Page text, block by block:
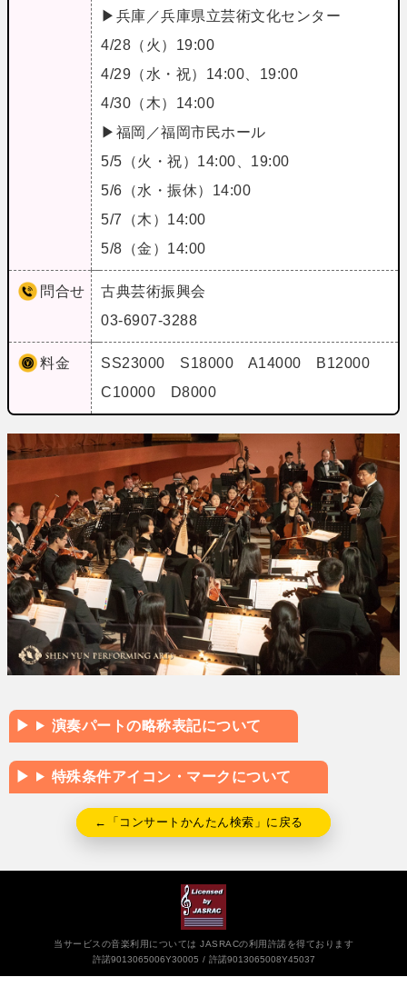
▶兵庫／兵庫県立芸術文化センター
4/28（火）19:00
4/29（水・祝）14:00、19:00
4/30（木）14:00
▶福岡／福岡市民ホール
5/5（火・祝）14:00、19:00
5/6（水・振休）14:00
5/7（木）14:00
5/8（金）14:00
問合せ
古典芸術振興会
03-6907-3288
料金
SS23000 S18000 A14000 B12000
C10000 D8000
演奏パートの略称表記について
特殊条件アイコン・マークについて
←「コンサートかんたん検索」に戻る
当サービスの音楽利用については JASRACの利用許諾を得ております
許諾9013065006Y30005
許諾9013065008Y45037